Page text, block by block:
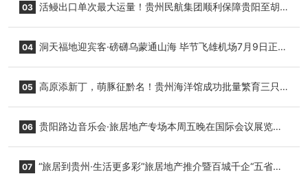
03 活鳗出口单次最大运量！贵州民航集团顺利保障贵阳至胡
04 洞天福地迎宾客·磅礴乌蒙通山海 毕节飞雄机场7月9日正式
05 高原添新丁，萌豚征黔名！贵州海洋馆成功批量繁育三只
06 贵阳路边音乐会·旅居地产专场本周五晚在国际会议展览中
07 “旅居到贵州·生活更多彩”旅居地产推介暨百城千企“五省